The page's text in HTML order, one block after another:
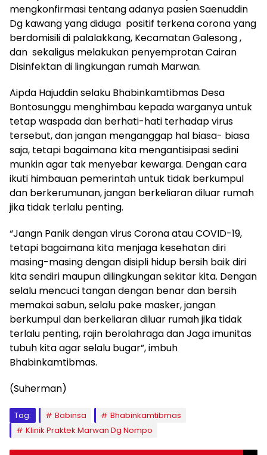
mengkonfirmasi tentang adanya pasien Saenuddin
Dg kawang yang diduga positif terkena corona yang
berdomisili di palalakkang, Kecamatan Galesong ,
dan sekaligus melakukan penyemprotan Cairan
Disinfektan di lingkungan rumah Marwan.
Aipda Hajuddin selaku Bhabinkamtibmas Desa
Bontosunggu menghimbau kepada warganya untuk
tetap waspada dan berhati-hati terhadap virus
tersebut, dan jangan menganggap hal biasa- biasa
saja, tetapi bagaimana kita mengantisipasi sedini
munkin agar tak menyebar kewarga. Dengan cara
ikuti himbauan pemerintah untuk tidak berkumpul
dan berkerumunan, jangan berkeliaran diluar rumah
jika tidak terlalu penting.
“Jangn Panik dengan virus Corona atau COVID-19,
tetapi bagaimana kita menjaga kesehatan diri
masing-masing dengan disipli hidup bersih baik diri
kita sendiri maupun dilingkungan sekitar kita. Dengan
selalu mencuci tangan dengan benar dan bersih
memakai sabun, selalu pake masker, jangan
berkumpul dan berkeliaran diluar rumah jika tidak
terlalu penting, rajin berolahraga dan Jaga imunitas
tubuh kita agar selalu bugar”, imbuh
Bhabinkamtibmas.
(Suherman)
Tag: Babinsa
Bhabinkamtibmas
Klinik Praktek Marwan Dg Nompo